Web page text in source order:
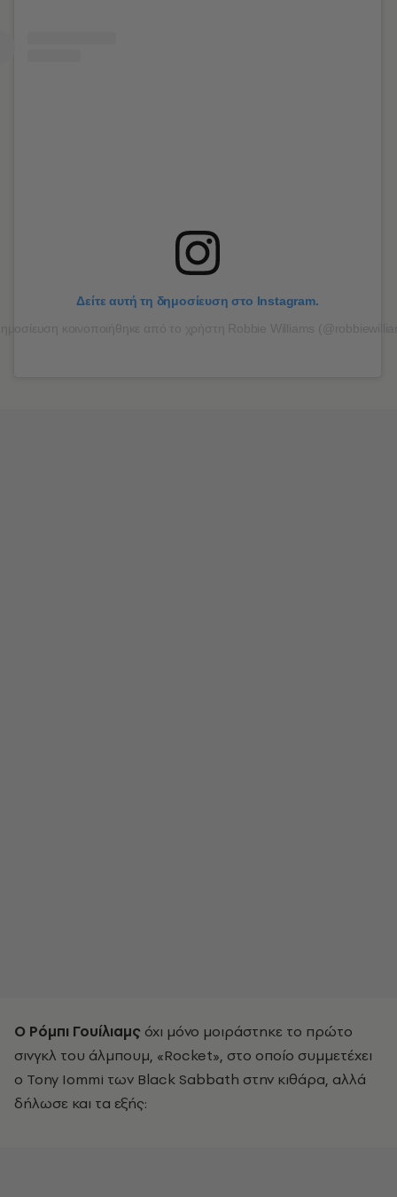
Δείτε αυτή τη δημοσίευση στο Instagram.
Ο Ρόμπι Γουίλιαμς όχι μόνο μοιράστηκε το πρώτο
σινγκλ του άλμπουμ, «Rocket», στο οποίο συμμετέχει
ο Tony Iommi των Black Sabbath στην κιθάρα, αλλά
δήλωσε και τα εξής: